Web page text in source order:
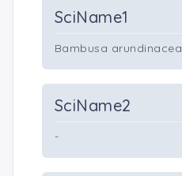
SciName1
Bambusa arundinacea
SciName2
-